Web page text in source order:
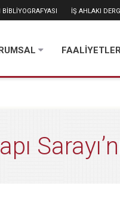
BİBLİYOGRAFYASI İŞ AHLAKI